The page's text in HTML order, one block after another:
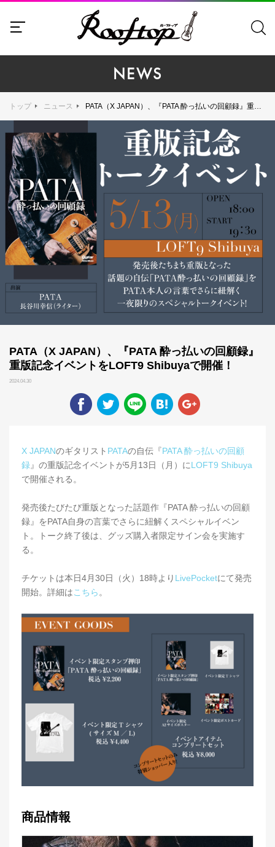
NEWS
トップ ニュース PATA（X JAPAN）、『PATA 酔っ払いの回顧録』重版記念イベントをLOFT9 Shibuyaで開催！
PATA（X JAPAN）、『PATA 酔っ払いの回顧録』
重版記念イベントをLOFT9 Shibuyaで開催！
2024.04.30
X JAPANのギタリスト PATAの自伝『PATA 酔っ払いの回顧
録 』の重版記念イベントが5月13日（月）にLOFT9 Shibuya
で開催される。
発売後たびたび重版となった話題作『PATA 酔っ払いの回顧
録』をPATA自身の言葉でさらに紐解くスペシャルイベン
ト。トーク終了後は、グッズ購入者限定サイン会を実施す
る。
チケットは本日4月30日（火）18時より LivePocketにて発売
開始。詳細はこちら 。
商品情報